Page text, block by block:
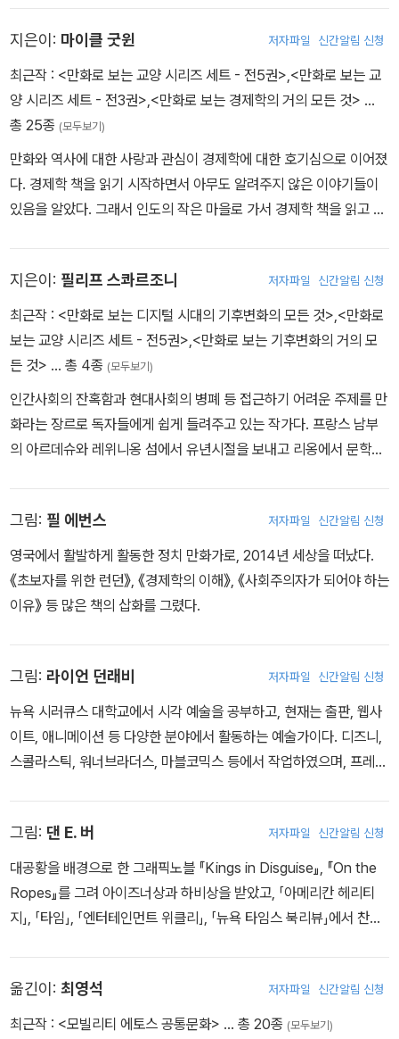
라더를 쏘다》는 1984년 첫 출간된 이래 정치적 작가로서의 오웰의
면모를 조명한 스테디셀러로 자리매김했으며, 《만화로 보는 마르크
스의 자본론》은 10개 국어로 전 세계에 번역 출간되었다.
지은이: 마이클 굿윈 저자파일 신간알림 신청
최근작 : <만화로 보는 교양 시리즈 세트 - 전5권>,<만화로 보는 교
양 시리즈 세트 - 전3권>,<만화로 보는 경제학의 거의 모든 것> …
총 25종 (모두보기)
만화와 역사에 대한 사랑과 관심이 경제학에 대한 호기심으로 이어졌
다. 경제학 책을 읽기 시작하면서 아무도 알려주지 않은 이야기들이
있음을 알았다. 그래서 인도의 작은 마을로 가서 경제학 책을 읽고 또
가들처럼 뉴욕에서 두 고양이와 함께 살고 있다.
지은이: 필리프 스콰르조니 저자파일 신간알림 신청
최근작 : <만화로 보는 디지털 시대의 기후변화의 모든 것>,<만화로
보는 교양 시리즈 세트 - 전5권>,<만화로 보는 기후변화의 거의 모
든 것> … 총 4종 (모두보기)
인간사회의 잔혹함과 현대사회의 병폐 등 접근하기 어려운 주제를 만
화라는 장르로 독자들에게 쉽게 들려주고 있는 작가다. 프랑스 남부
의 아르데슈와 레위니옹 섬에서 유년시절을 보내고 리옹에서 문학을
연대 ‘아탁(ATTAC)’에서도 활동했다. 2002년에 첫 번째 작품 《평
화 속의 가르두뇨》를, 2003년에 두 번째 작품 《전쟁 속의 사파타》를
연달아 발표하며 좋은 평가를 받았다. 스콰르조니는 사회참여적 면모
를 가진 작가다. 그 예로 《크래쉬 텍스트》(2005)에서는 유아살해,
어》(2008)에서는 지적장애를 다뤘다. 특히 2007년에 발표한 《기
만》은 프랑스 시라크 정권의 정책을 평가함으로써 표류하는 자유주
던 스콰르조니는 6년이라는 긴 시간 동안 방대한 양의 자료를 모으
고, 기후문제 전문가들을 인터뷰하여 《만화로 보는 기후변화의 거의
모든 것(Saison Brune)》을 완성했다. 독자들에게 강렬한 인상과 많
은 시사점을 안긴 이 책은 출간된 해에 프랑스의 권위 있는 학술기관,
아카데미프랑세즈 레옹 드로젠 상을 수상했다. 아울러 같은 해에 리
그림: 필 에번스 저자파일 신간알림 신청
영국에서 활발하게 활동한 정치 만화가로, 2014년 세상을 떠났다.
《초보자를 위한 런던》, 《경제학의 이해》, 《사회주의자가 되어야 하는
이유》 등 많은 책의 삽화를 그렸다.
그림: 라이언 던래비 저자파일 신간알림 신청
뉴욕 시러큐스 대학교에서 시각 예술을 공부하고, 현재는 출판, 웹사
이트, 애니메이션 등 다양한 분야에서 활동하는 예술가이다. 디즈니,
스콜라스틱, 워너브라더스, 마블코믹스 등에서 작업하였으며, 프레드
을 열기도 했다. 그림을 그린 책으로는 『Comic Book History of C
omics』, 『MODOK: Reign Delay』, 『Wolverine: Savage』, 『To
mmy Atomic』, 『Diarrhea Dog』 등이 있다.
그림: 댄 E. 버 저자파일 신간알림 신청
대공황을 배경으로 한 그래픽노블 『Kings in Disguise』, 『On the
Ropes』를 그려 아이즈너상과 하비상을 받았고, 「아메리칸 헤리티
지」, 「타임」, 「엔터테인먼트 위클리」, 「뉴욕 타임스 북리뷰」에서 찬사
옮긴이: 최영석 저자파일 신간알림 신청
최근작 : <모빌리티 에토스 공통문화> … 총 20종 (모두보기)